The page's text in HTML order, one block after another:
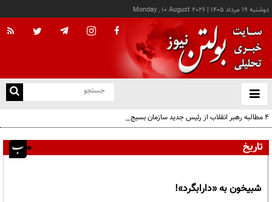
دوشنبه ۱۹ مرداد ۱۴۰۵ |
Monday , 10 August 2026
باز
و
۴ مطالبه رهبر انقلاب از رئیس جدید سازمان بسیج
تاریخ
شبیخون به «دارابگرد»!